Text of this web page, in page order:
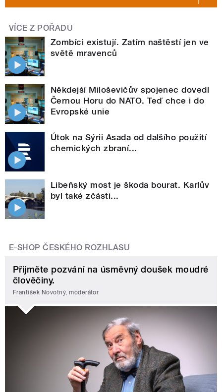
VÍCE Z POŘADU
Zombíci existují. Zatím naštěstí jen ve
světě mravenců
Někdejší Miloševičův spojenec dovedl
Černou Horu do NATO. Teď chce i do
Evropské unie
Útok na Sýrii Asada od dalšího použití
chemických zbraní...
Libeňský most je škoda bourat. Karlův
byl také zčásti...
E-SHOP ČESKÉHO ROZHLASU
Přijměte pozvání na úsměvný doušek moudré
člověčiny.
František Novotný, moderátor